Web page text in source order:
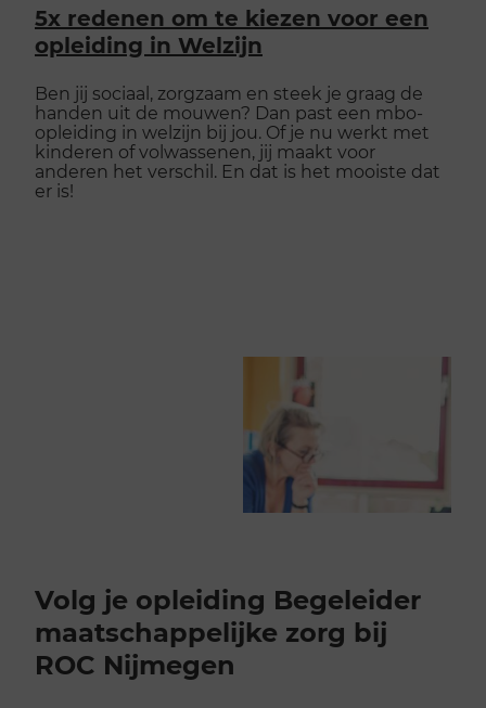
5x redenen om te kiezen voor een
opleiding in Welzijn
Ben jij sociaal, zorgzaam en steek je graag de
handen uit de mouwen? Dan past een mbo-
opleiding in welzijn bij jou. Of je nu werkt met
kinderen of volwassenen, jij maakt voor
anderen het verschil. En dat is het mooiste dat
er is!
Volg je opleiding Begeleider
maatschappelijke zorg bij
ROC Nijmegen